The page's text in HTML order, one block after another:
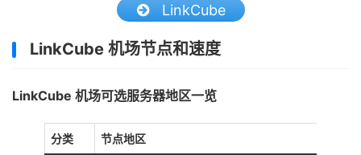
LinkCube
LinkCube 机场节点和速度
LinkCube 机场可选服务器地区一览
分类 节点地区